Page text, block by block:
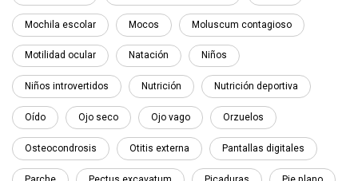
Mochila escolar Mocos Moluscum contagioso
Motilidad ocular Natación Niños
Niños introvertidos Nutrición Nutrición deportiva
Oído Ojo seco Ojo vago Orzuelos
Osteocondrosis Otitis externa Pantallas digitales